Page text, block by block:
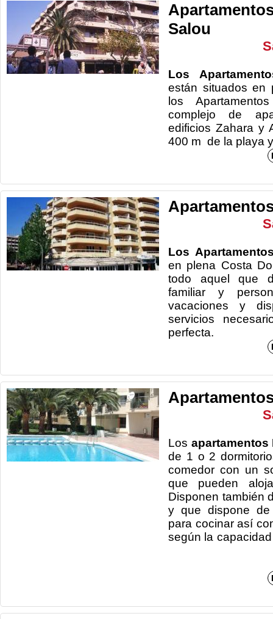
Salou
Los
están situados en
los
complejo de
edificios Zahara y
400 m de la playa
Los
en plena Costa
todo aquel que
familiar y
vacaciones y
servicios
perfecta.
Los apartamentos
de 1 o 2
comedor con un
que pueden
Disponen también
y que dispone de
para cocinar así
según la